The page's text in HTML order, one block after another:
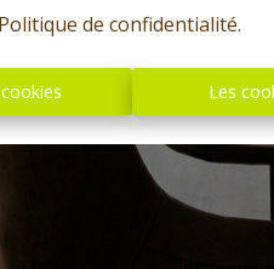
Politique de confidentialité.
Les